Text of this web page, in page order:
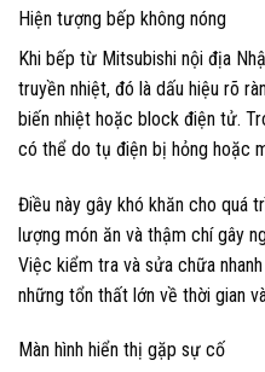
Hiện tượng bếp không nóng
Khi bếp từ Mitsubishi nội địa
truyền nhiệt, đó là dấu hiệu rõ
biến nhiệt hoặc block điện tử.
có thể do tụ điện bị hỏng hoặc
Điều này gây khó khăn cho quá
lượng món ăn và thậm chí gây
Việc kiểm tra và sửa chữa
những tổn thất lớn về thời gian
Màn hình hiển thị gặp sự cố